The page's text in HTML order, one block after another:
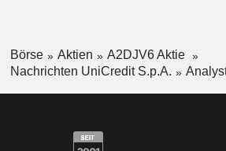
Börse Aktien
A2DJV6 Aktie
Nachrichten UniCredit S.p.A.